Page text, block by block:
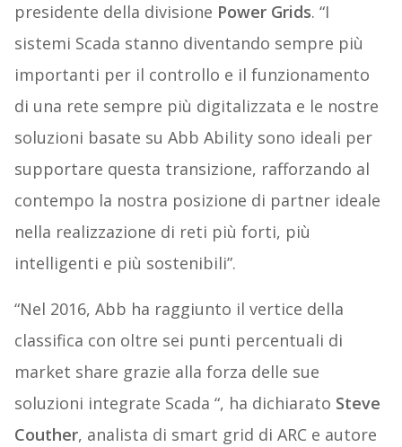
presidente della divisione Power Grids. “I
sistemi Scada stanno diventando sempre più
importanti per il controllo e il funzionamento
di una rete sempre più digitalizzata e le nostre
soluzioni basate su Abb Ability sono ideali per
supportare questa transizione, rafforzando al
contempo la nostra posizione di partner ideale
nella realizzazione di reti più forti, più
intelligenti e più sostenibili”.
“Nel 2016, Abb ha raggiunto il vertice della
classifica con oltre sei punti percentuali di
market share grazie alla forza delle sue
soluzioni integrate Scada “, ha dichiarato Steve
Couther, analista di smart grid di ARC e autore